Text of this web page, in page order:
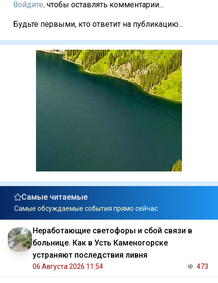
Войдите, чтобы оставлять комментарии...
Будьте первыми, кто ответит на публикацию...
Самые читаемые
Самые обсуждаемые события прямо сейчас
Неработающие светофоры и сбой связи в
больнице. Как в Усть Каменогорске
устраняют последствия ливня
06 Августа 2026 11:54 473